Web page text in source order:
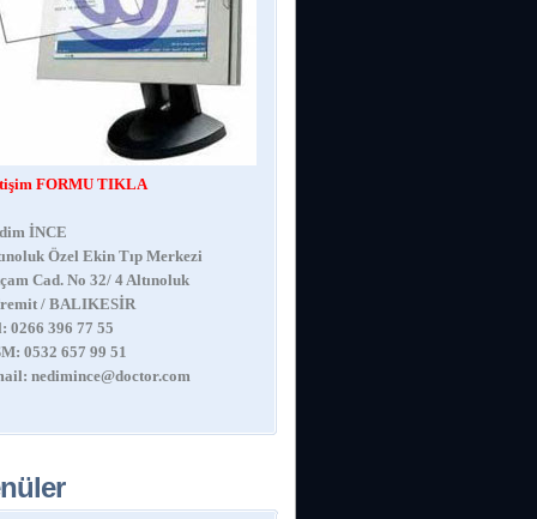
FORMU TIKLA
İNCE
Özel Ekin Tıp Merkezi
Cad. No 32/ 4 Altınoluk
/ BALIKESİR
0266 396 77 55
0532 657 99 51
nedimince@doctor.com